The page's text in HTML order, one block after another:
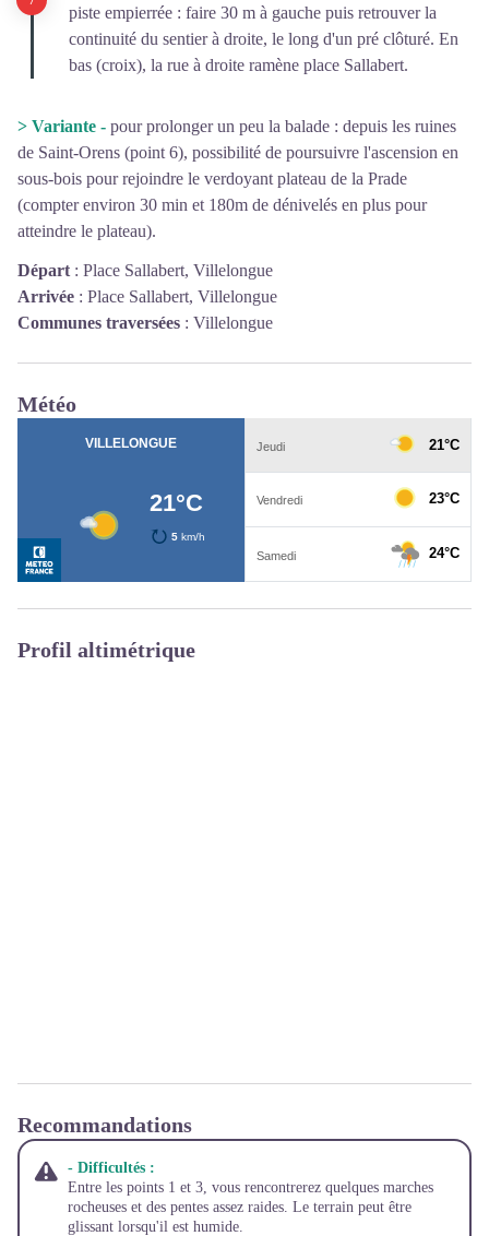
piste empierrée : faire 30 m à gauche puis retrouver la
continuité du sentier à droite, le long d'un pré clôturé. En
bas (croix), la rue à droite ramène place Sallabert.
> Variante - pour prolonger un peu la balade : depuis les ruines
de Saint-Orens (point 6), possibilité de poursuivre l'ascension en
sous-bois pour rejoindre le verdoyant plateau de la Prade
(compter environ 30 min et 180m de dénivelés en plus pour
atteindre le plateau).
Départ : Place Sallabert, Villelongue
Arrivée : Place Sallabert, Villelongue
Communes traversées : Villelongue
Météo
Profil altimétrique
Recommandations
- Difficultés :
Entre les points 1 et 3, vous rencontrerez quelques marches
rocheuses et des pentes assez raides. Le terrain peut être
glissant lorsqu'il est humide.